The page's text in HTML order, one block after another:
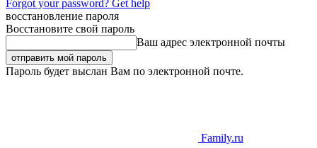
Forgot your password? Get help
восстановление пароля
Восстановите свой пароль
Ваш адрес электронной почты
Пароль будет выслан Вам по электронной почте.
Family.ru